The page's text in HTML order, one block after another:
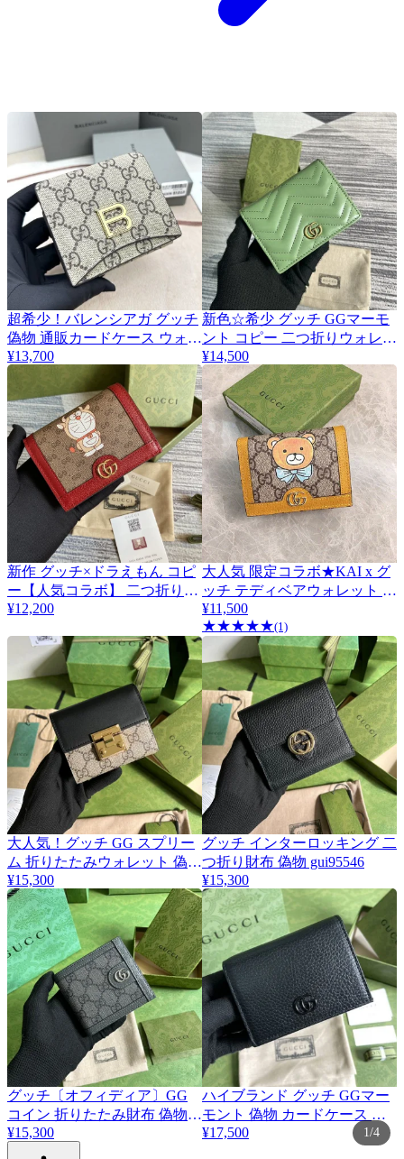
1/4
超希少！バレンシアガ グッチ
偽物 通販カードケース ウォレ
ット gua48302
¥13,700
新色☆希少 グッチ GGマーモ
ント コピー 二つ折りウォレッ
ト guc58415
¥14,500
新作 グッチ×ドラえもん コピ
ー【人気コラボ】 二つ折り財
布 グッチ ドラえもん
¥12,200
大人気 限定コラボ★KAI x グ
ッチ テディベアウォレット ミ
ニ財布偽物 660510 2YUAG
8695
¥11,500
★★★★★(1)
大人気！グッチ GG スプリー
ム 折りたたみウォレット 偽物
N級品 guj05193
¥15,300
グッチ インターロッキング 二
つ折り財布 偽物 gui95546
¥15,300
グッチ〔オフィディア〕GG
コイン 折りたたみ財布 偽物
guc27460
¥15,300
ハイブランド グッチ GGマー
モント 偽物 カードケース 折
りたたみ財布 gue18680
¥17,500